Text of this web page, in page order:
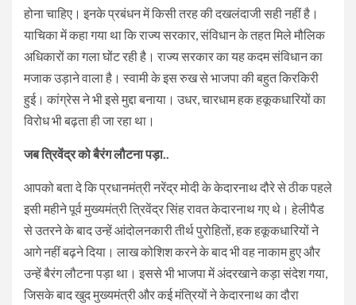
होना चाहिए। इनके प्रबंधन में किसी तरह की दखलंदाजी सही नहीं है।
याचिका में कहा गया था कि राज्य सरकार, संविधान के तहत मिले मौलिक
अधिकारों का गला घोंट रही है। राज्य सरकार का यह कदम संविधान का
मजाक उड़ाने वाला है। स्वामी के इस रुख से भाजपा की बहुत किरकिरी
हुई। कांग्रेस ने भी इसे मुद्दा बनाया। उधर, चारधाम हक हकूकधारियों का
विरोध भी बढ़ता ही जा रहा था।
जब त्रिवेंद्र को बैरंग लौटना पड़ा..
आपको बता दे कि प्रधानमंत्री नरेंद्र मोदी के केदारनाथ दौरे से ठीक पहले
इसी महीने पूर्व मुख्यमंत्री त्रिवेंद्र सिंह रावत केदारनाथ गए थे। हेलीपैड
से उतरने के बाद उन्हें आंदोलनकारी तीर्थ पुरोहितों, हक हकूकधारियों ने
आगे नहीं बढ़ने दिया। लाख कोशिश करने के बाद भी वह नाकाम हुए और
उन्हें बैरंग लौटना पड़ा था। इससे भी भाजपा में अंदरखाने कड़ा संदेश गया,
जिसके बाद खुद मुख्यमंत्री और कई मंत्रियों ने केदारनाथ का दौरा